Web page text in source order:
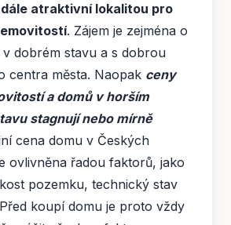
atraktivní lokalitou pro
. Zájem je zejména o
dobrém stavu a s dobrou
centra města. Naopak ceny
a domů v horším
stagnují nebo mírně
cena domu v Českých
ovlivněna řadou faktorů, jako
pozemku, technický stav
koupí domu je proto vždy